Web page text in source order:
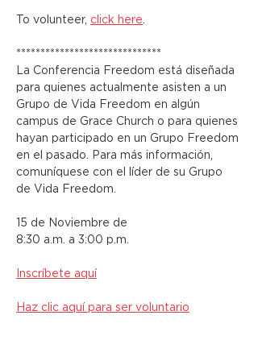
To volunteer, click here.
******************************
La Conferencia Freedom está diseñada
para quienes actualmente asisten a un
Grupo de Vida Freedom en algún
campus de Grace Church o para quienes
hayan participado en un Grupo Freedom
en el pasado. Para más información,
comuníquese con el líder de su Grupo
de Vida Freedom.
15 de Noviembre de
8:30 a.m. a 3:00 p.m.
Inscríbete aquí
Haz clic aquí para ser voluntario